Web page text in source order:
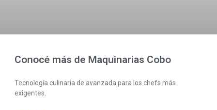
Conocé más de Maquinarias Cobo
Tecnología culinaria de avanzada para los chefs más
exigentes.